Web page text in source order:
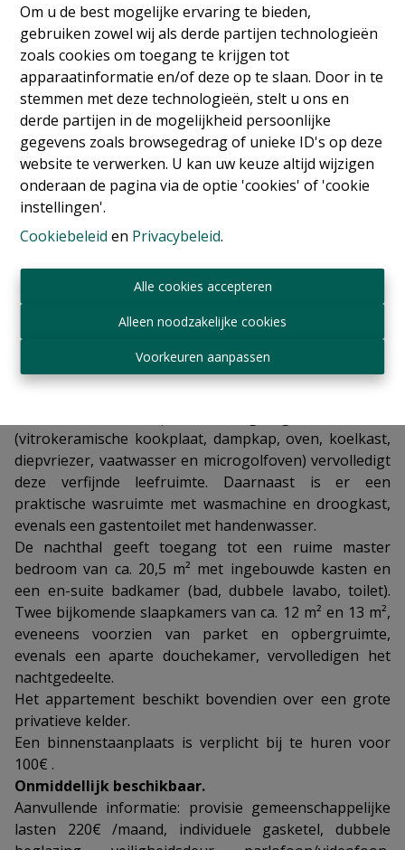
Om u de best mogelijke ervaring te bieden,
gebruiken zowel wij als derde partijen technologieën
zoals cookies om toegang te krijgen tot
apparaatinformatie en/of deze op te slaan. Door in te
stemmen met deze technologieën, stelt u ons en
derde partijen in de mogelijkheid persoonlijke
gegevens zoals browsegedrag of unieke ID's op deze
website te verwerken. U kan uw keuze altijd wijzigen
onderaan de pagina via de optie 'cookies' of 'cookie
instellingen'.
Cookiebeleid en Privacybeleid.
Alle cookies accepteren
Alleen noodzakelijke cookies
Voorkeuren aanpassen
3 2 154 m²
Logeurop heeft het genoegen u dit prachtige 3-
slaapkamerappartement van ca. 150 m² voor te
stellen, dat royale volumes, lichtinval en comfort
combineert, en ideaal gelegen is in de
onmiddellijke nabijheid van het sportcentrum
Sportcity, de school Mater Dei en het Parvis Sainte-
Alix.
Gelegen op de 3e verdieping van een standingvol
gebouw met lift, is dit uitzonderlijk pand als volgt
ingedeeld:
Een elegante inkomhal met vestiaire leidt naar een
ruime en lichtrijke woonkamer van ca. 50 m², afgewerkt
met kwalitatief parket en met directe toegang tot een
(vitrokeramische kookplaat, dampkap, oven, koelkast,
diepvriezer, vaatwasser en microgolfoven) vervolledigt
deze verfijnde leefruimte. Daarnaast is er een
praktische wasruimte met wasmachine en droogkast,
evenals een gastentoilet met handenwasser.
De nachthal geeft toegang tot een ruime master
bedroom van ca. 20,5 m² met ingebouwde kasten en
een en-suite badkamer (bad, dubbele lavabo, toilet).
Twee bijkomende slaapkamers van ca. 12 m² en 13 m²,
eveneens voorzien van parket en opbergruimte,
evenals een aparte douchekamer, vervolledigen het
nachtgedeelte.
Het appartement beschikt bovendien over een grote
privatieve kelder.
Een binnenstaanplaats is verplicht bij te huren voor
100€ .
Onmiddellijk beschikbaar.
Aanvullende informatie: provisie gemeenschappelijke
lasten 220€ /maand, individuele gasketel, dubbele